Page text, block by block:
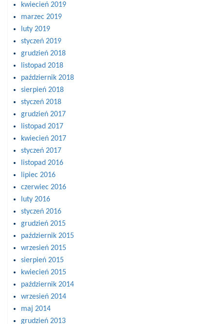
kwiecień 2019
marzec 2019
luty 2019
styczeń 2019
grudzień 2018
listopad 2018
październik 2018
sierpień 2018
styczeń 2018
grudzień 2017
listopad 2017
kwiecień 2017
styczeń 2017
listopad 2016
lipiec 2016
czerwiec 2016
luty 2016
styczeń 2016
grudzień 2015
październik 2015
wrzesień 2015
sierpień 2015
kwiecień 2015
październik 2014
wrzesień 2014
maj 2014
grudzień 2013